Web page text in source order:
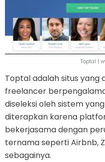
Toptal |
Toptal adalah situs yang
freelancer
diseleksi oleh sistem
diterapkan karena
bekerjasama dengan
ternama seperti Airbnb,
sebagainya.